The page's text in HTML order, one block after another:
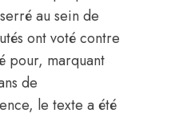
au sein de
ont voté contre
pour, marquant
de
le texte a été